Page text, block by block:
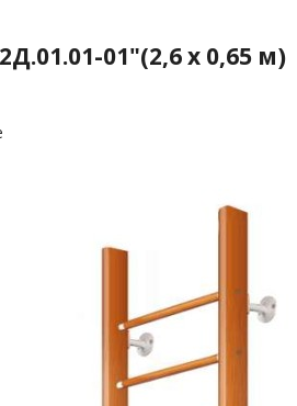
01"(2,6 х 0,65 м)